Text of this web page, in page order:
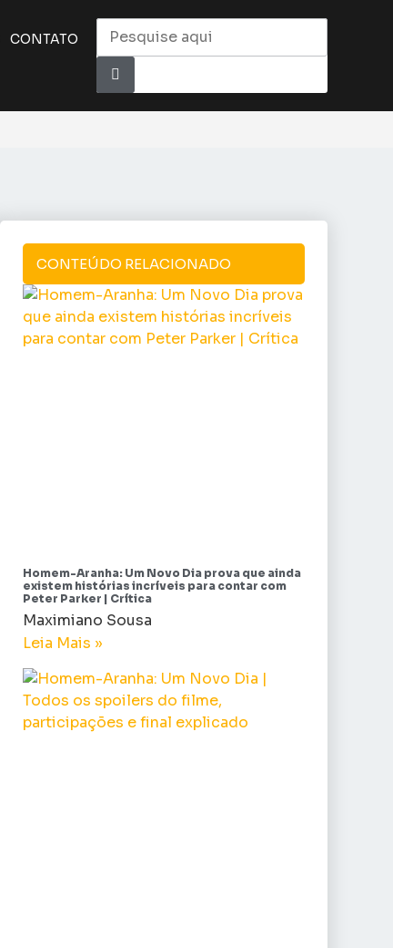
CONTATO
CONTEÚDO RELACIONADO
Homem-Aranha: Um Novo Dia prova que ainda
existem histórias incríveis para contar com
Peter Parker | Crítica
Maximiano Sousa
Leia Mais »